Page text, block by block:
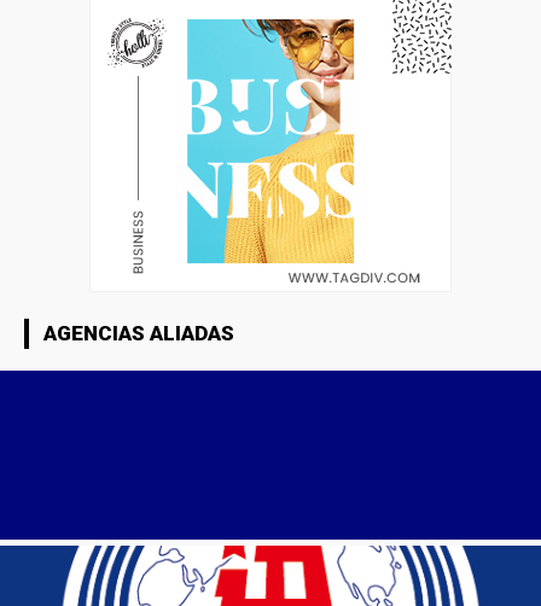
AGENCIAS ALIADAS